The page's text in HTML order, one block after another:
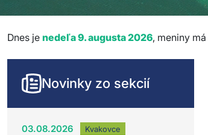
Dnes je nedeľa 9. augusta 2026, meniny má
Novinky zo sekcií
03.08.2026 Kvakovce